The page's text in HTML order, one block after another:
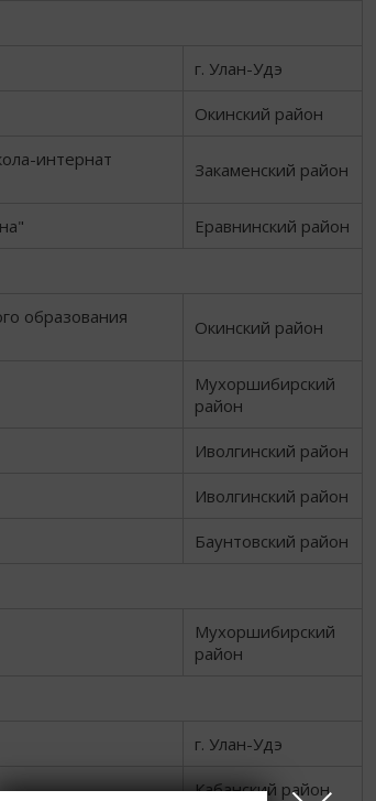
г. Улан-Удэ
Окинский район
интернат
Закаменский район
Еравнинский район
образования
Окинский район
Мухоршибирский
район
Иволгинский район
Иволгинский район
Баунтовский район
Мухоршибирский
район
г. Улан-Удэ
Кабанский район